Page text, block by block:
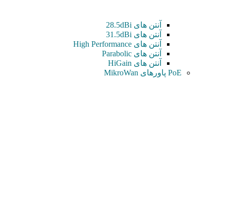
آنتن های 28.5dBi
آنتن های 31.5dBi
آنتن های High Performance
آنتن های Parabolic
آنتن های HiGain
PoE پاورهای MikroWan